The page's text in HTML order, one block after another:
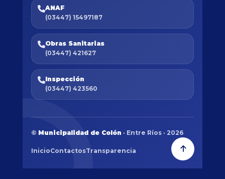
ANAF
(03447) 15497187
Obras Sanitarias
(03447) 421627
Inspección
(03447) 423560
© Municipalidad de Colón · Entre Ríos · 2026
InicioContactosTransparencia